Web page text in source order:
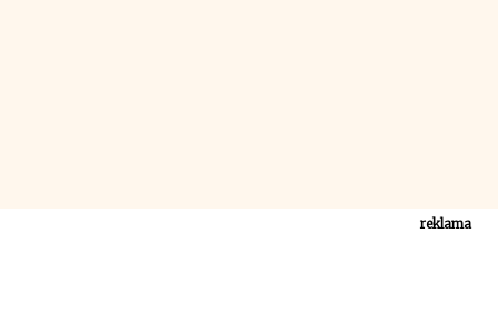
reklama